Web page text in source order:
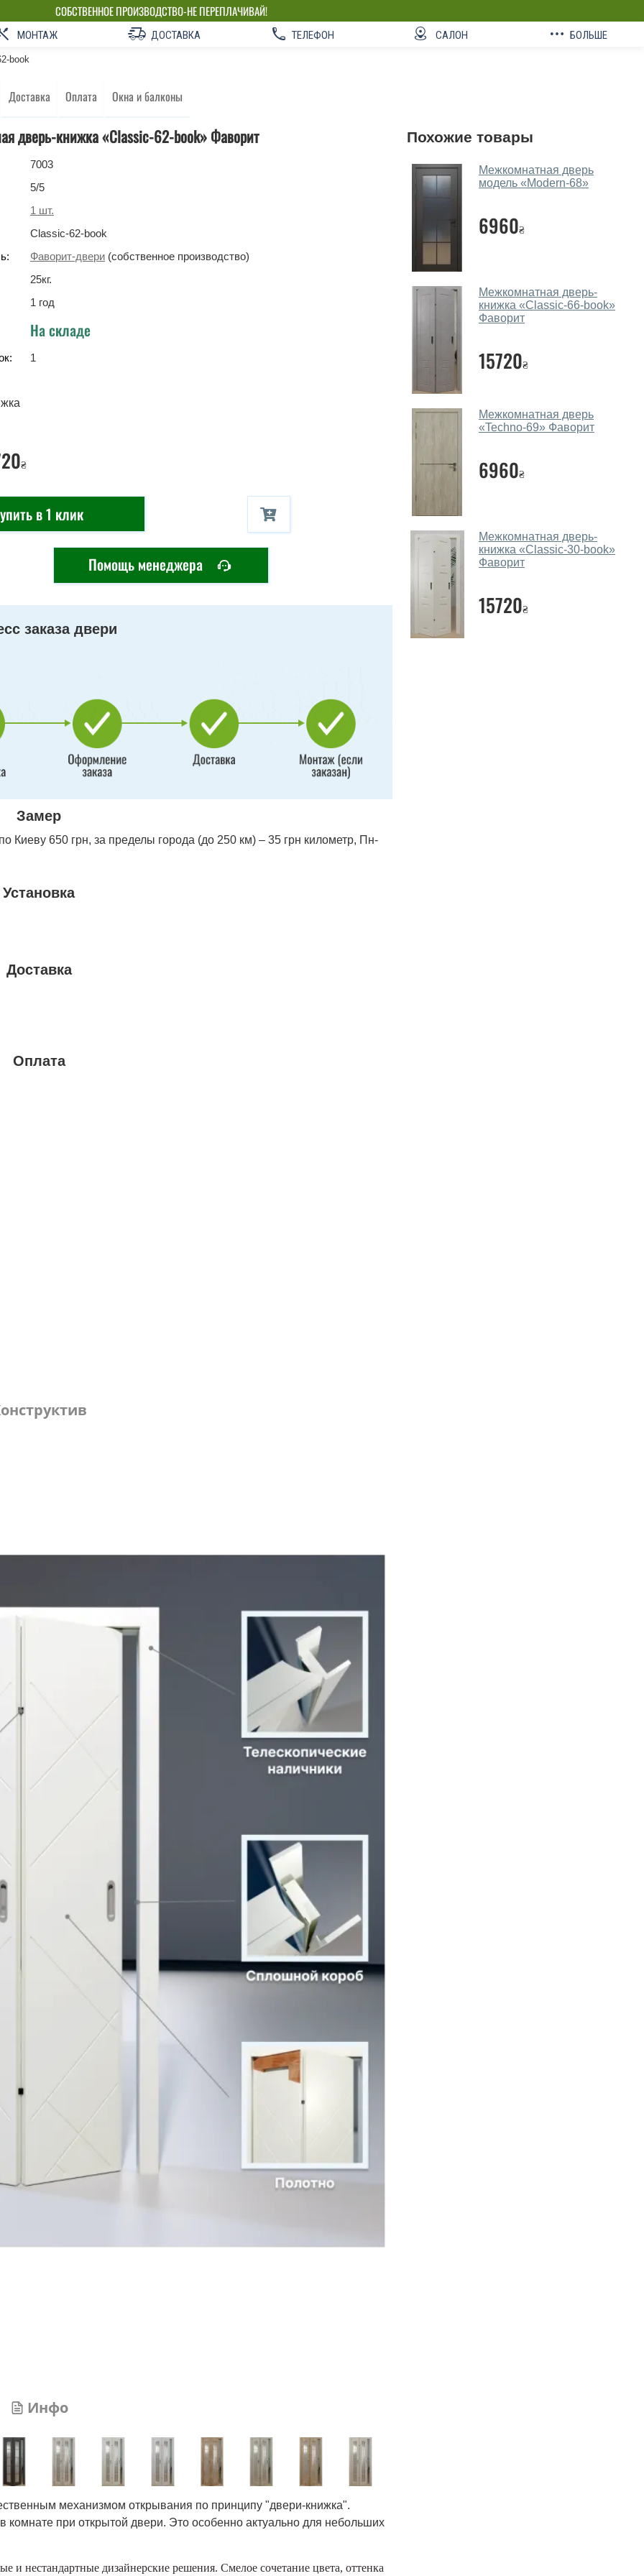
СОБСТВЕННОЕ ПРОИЗВОДСТВО-НЕ ПЕРЕПЛАЧИВАЙ!
МОНТАЖ ДОСТАВКА ТЕЛЕФОН САЛОН БОЛЬШЕ
book
Доставка Оплата Окна и балконы
дверь-книжка «Classic-62-book» Фаворит
7003
5/5
1 шт.
Classic-62-book
Фаворит-двери (собственное производство)
25кг.
1 год
На складе
1
₴
в 1 клик
Помощь менеджера
заказа двери
Замер
Киеву 650 грн, за пределы города (до 250 км) – 35 грн километр, Пн-
Установка
Доставка
Оплата
Инфо
механизмом открывания по принципу "двери-книжка".
комнате при открытой двери. Это особенно актуально для небольших
и нестандартные дизайнерские решения. Смелое сочетание цвета, оттенка
Похожие товары
Межкомнатная дверь
модель «Modern-68»‎
6960₴
Межкомнатная дверь-
книжка «Classic-66-book»
Фаворит
15720₴
Межкомнатная дверь
«Techno-69» Фаворит
6960₴
Межкомнатная дверь-
книжка «Classic-30-book»
Фаворит
15720₴